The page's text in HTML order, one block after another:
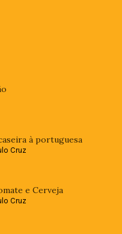
à portuguesa
Cruz
e Cerveja
Cruz